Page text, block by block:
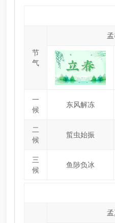
节
气
一
候
东风解冻
二
候
蜇虫始振
三
候
鱼陟负冰